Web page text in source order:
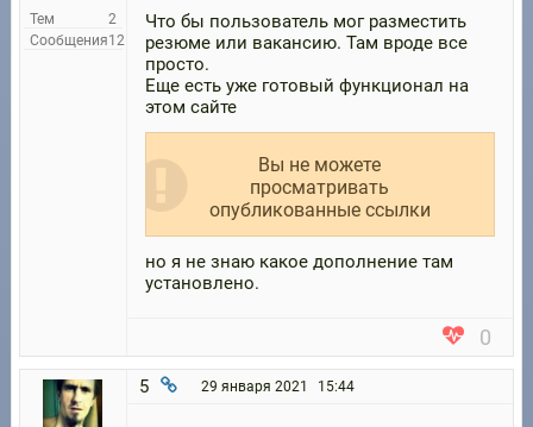
Тем
2
Сообщения12
Что бы пользователь мог разместить
резюме или вакансию. Там вроде все
просто.
Еще есть уже готовый функционал на
этом сайте
Вы не можете
просматривать
опубликованные ссылки
но я не знаю какое дополнение там
установлено.
0
5 29 января 2021 15:44